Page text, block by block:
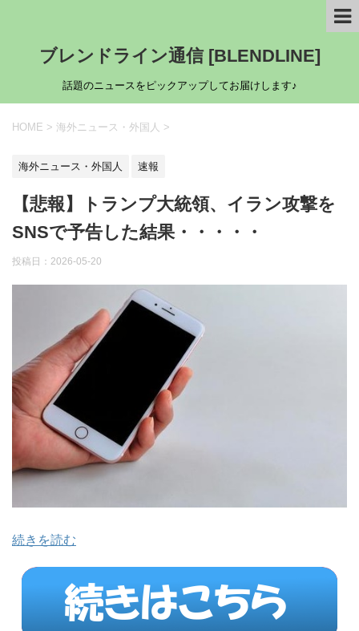
ブレンドライン通信 [BLENDLINE]
話題のニュースをピックアップしてお届けします♪
HOME > 海外ニュース・外国人 >
海外ニュース・外国人 速報
【悲報】トランプ大統領、イラン攻撃を
SNSで予告した結果・・・・・
投稿日： 2026-05-20
続きを読む